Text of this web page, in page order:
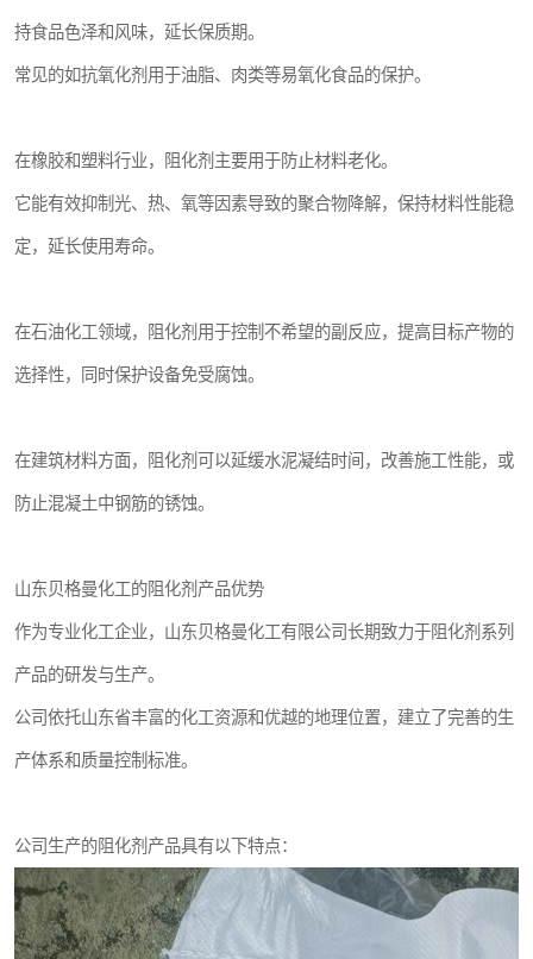
持食品色泽和风味，延长保质期。
常见的如抗氧化剂用于油脂、肉类等易氧化食品的保护。
在橡胶和塑料行业，阻化剂主要用于防止材料老化。
它能有效抑制光、热、氧等因素导致的聚合物降解，保持材料性能稳
定，延长使用寿命。
在石油化工领域，阻化剂用于控制不希望的副反应，提高目标产物的
选择性，同时保护设备免受腐蚀。
在建筑材料方面，阻化剂可以延缓水泥凝结时间，改善施工性能，或
防止混凝土中钢筋的锈蚀。
山东贝格曼化工的阻化剂产品优势
作为专业化工企业，山东贝格曼化工有限公司长期致力于阻化剂系列
产品的研发与生产。
公司依托山东省丰富的化工资源和优越的地理位置，建立了完善的生
产体系和质量控制标准。
公司生产的阻化剂产品具有以下特点：